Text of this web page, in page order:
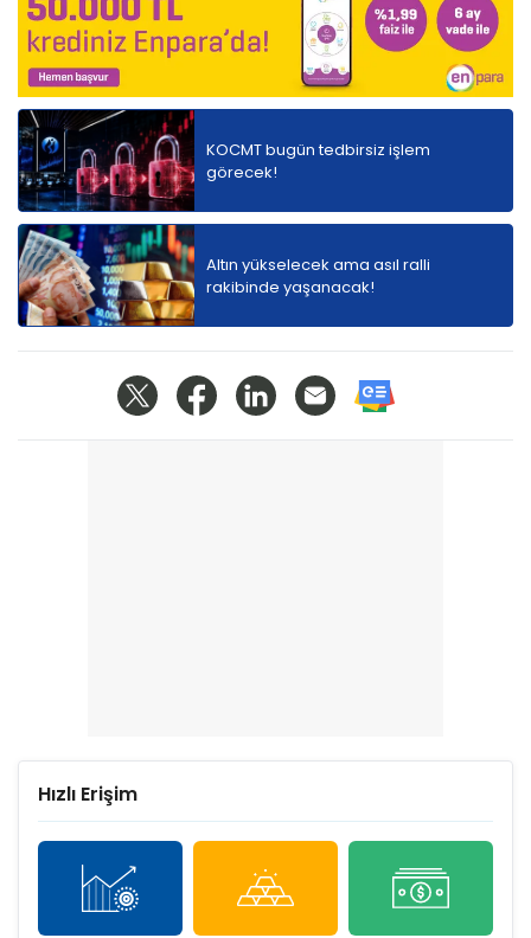
KOCMT bugün tedbirsiz işlem
görecek!
Altın yükselecek ama asıl ralli
rakibinde yaşanacak!
Hızlı Erişim